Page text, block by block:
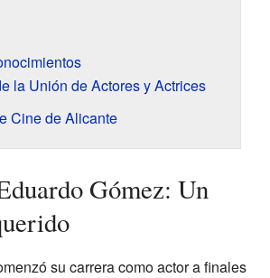
la Unión de Actores y Actrices
Cine de Alicante
Gómez: Un
su carrera como actor a finales